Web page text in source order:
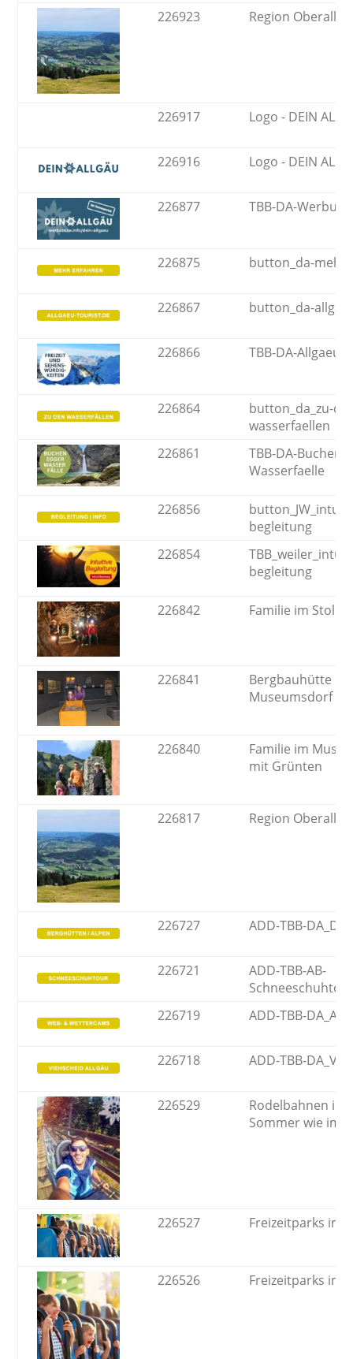
226923 Region
226917 Logo - DEIN
226916 Logo - DEIN
226877 TBB-DA-Werbung
226875 button_da-
226867 button_da-
226866 TBB-DA-Allgaeu-
226864
button_da_zu-
wasserfaellen
226861
TBB-DA-
Wasserfaelle
226856
begleitung
226854
begleitung
226842 Familie im Stollen
226841
Bergbauhütte
Museumsdorf
226840
Familie im
mit Grünten
226817 Region
226727 ADD-TBB-
226721
ADD-TBB-AB-
226719
ADD-TBB-
226718 ADD-TBB-
226529
Rodelbahnen im
Sommer wie im
226527 Freizeitparks im
226526 Freizeitparks im